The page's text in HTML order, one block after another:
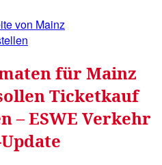
von Mainz
für Mainz
Ticketkauf
– ESWE Verkehr